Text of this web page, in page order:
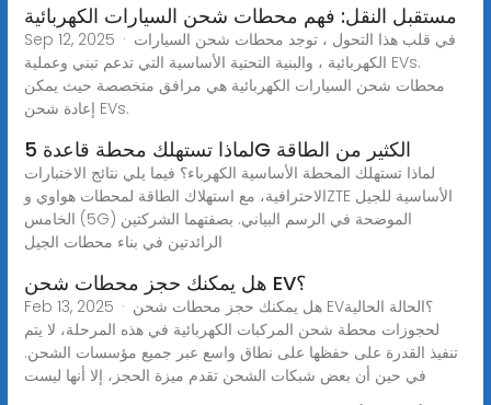
مستقبل النقل: فهم محطات شحن السيارات الكهربائية
Sep 12, 2025 · في قلب هذا التحول ، توجد محطات شحن السيارات
الكهربائية ، والبنية التحتية الأساسية التي تدعم تبني وعملية EVs.
محطات شحن السيارات الكهربائية هي مرافق متخصصة حيث يمكن
إعادة شحن EVs.
لماذا تستهلك محطة قاعدة 5G الكثير من الطاقة
لماذا تستهلك المحطة الأساسية الكهرباء؟ فيما يلي نتائج الاختبارات
الاحترافية، مع استهلاك الطاقة لمحطات هواوي وZTE الأساسية للجيل
الخامس (5G) الموضحة في الرسم البياني. بصفتهما الشركتين
الرائدتين في بناء محطات الجيل
هل يمكنك حجز محطات شحن EV؟
Feb 13, 2025 · هل يمكنك حجز محطات شحن EV؟الحالة الحالية
لحجوزات محطة شحن المركبات الكهربائية في هذه المرحلة، لا يتم
تنفيذ القدرة على حفظها على نطاق واسع عبر جميع مؤسسات الشحن.
في حين أن بعض شبكات الشحن تقدم ميزة الحجز، إلا أنها ليست